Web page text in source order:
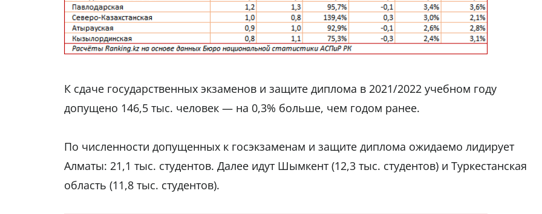
К сдаче государственных экзаменов и защите диплома в 2021/2022 учебном году
допущено 146,5 тыс. человек — на 0,3% больше, чем годом ранее.
По численности допущенных к госэкзаменам и защите диплома ожидаемо лидирует
Алматы: 21,1 тыс. студентов. Далее идут Шымкент (12,3 тыс. студентов) и Туркестанская
область (11,8 тыс. студентов).